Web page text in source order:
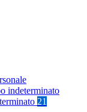
indeterminato
21